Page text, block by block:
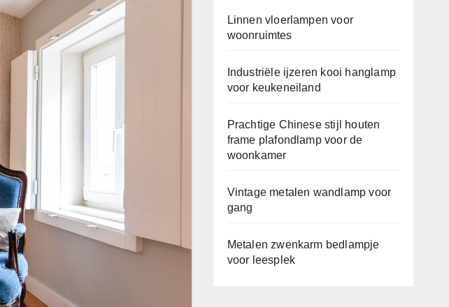
Linnen vloerlampen voor
woonruimtes
Industriële ijzeren kooi hanglamp
voor keukeneiland
Prachtige Chinese stijl houten
frame plafondlamp voor de
woonkamer
Vintage metalen wandlamp voor
gang
Metalen zwenkarm bedlampje
voor leesplek